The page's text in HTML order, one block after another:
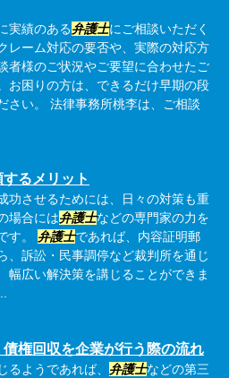
実績のある弁護士にご相談いただく
レーム対応の要否や、実際の対応方
者様のご状況やご要望に合わせたご
お困りの方は、できるだけ早期の段
さい。 法律事務所桃李は、ご相談
るメリット
功させるためには、日々の対策も重
場合には弁護士などの専門家の力を
す。 弁護士であれば、内容証明郵
、訴訟・民事調停など裁判所を通じ
幅広い解決策を講じることができま
権回収を企業が行う際の流れ
るようであれば、 弁護士などの第三